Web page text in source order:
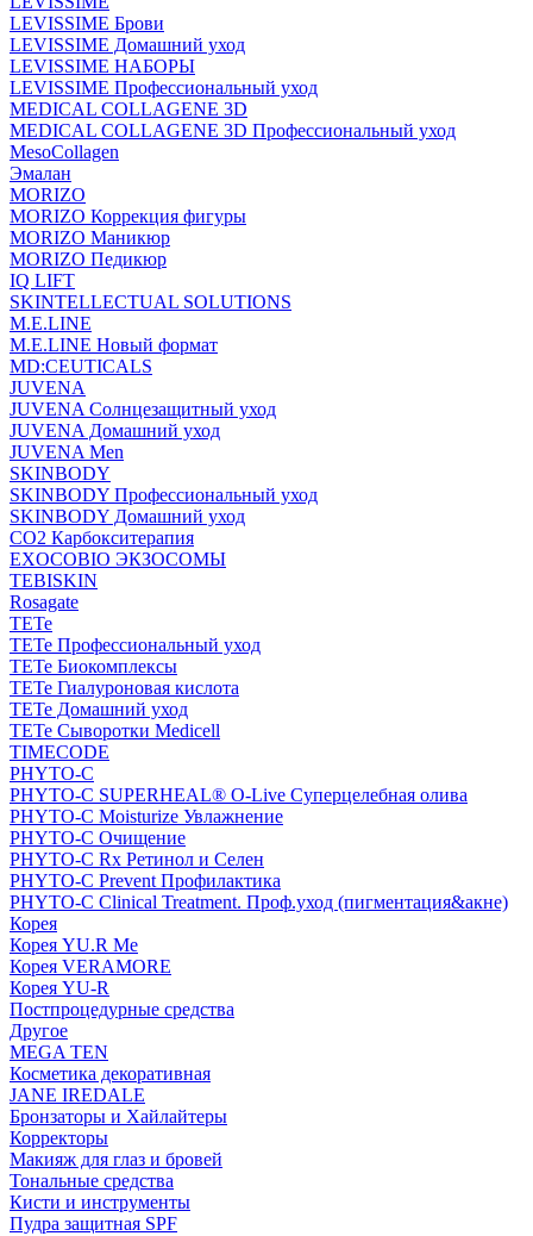
LEVISSIME Брови
LEVISSIME Домашний уход
LEVISSIME НАБОРЫ
LEVISSIME Профессиональный уход
MEDICAL COLLAGENE 3D
MEDICAL COLLAGENE 3D Профессиональный уход
MesoCollagen
Эмалан
MORIZO
MORIZO Коррекция фигуры
MORIZO Маникюр
MORIZO Педикюр
IQ LIFT
SKINTELLECTUAL SOLUTIONS
M.E.LINE
M.E.LINE Новый формат
MD:CEUTICALS
JUVENA
JUVENA Солнцезащитный уход
JUVENA Домашний уход
JUVENA Men
SKINBODY
SKINBODY Профессиональный уход
SKINBODY Домашний уход
CO2 Карбокситерапия
EXOCOBIO ЭКЗОСОМЫ
TEBISKIN
Rosagate
TETe
TETe Профессиональный уход
TETe Биокомплексы
TETe Гиалуроновая кислота
TETe Домашний уход
TETe Сыворотки Medicell
TIMECODE
PHYTO-C
PHYTO-C SUPERHEAL® O-Live Суперцелебная олива
PHYTO-C Moisturize Увлажнение
PHYTO-C Очищение
PHYTO-C Rx Ретинол и Селен
PHYTO-C Prevent Профилактика
PHYTO-C Clinical Treatment. Проф.уход (пигментация&акне)
Корея
Корея YU.R Me
Корея VERAMORE
Корея YU-R
Постпроцедурные средства
Другое
MEGA TEN
Косметика декоративная
JANE IREDALE
Бронзаторы и Хайлайтеры
Корректоры
Макияж для глаз и бровей
Тональные средства
Кисти и инструменты
Пудра защитная SPF